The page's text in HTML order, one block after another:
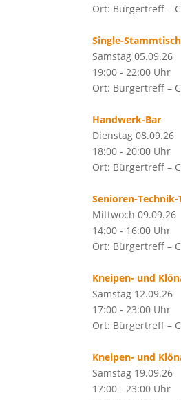
Ort: Bürgertreff –
Single-Stammtisch
Samstag 05.09.26
19:00 - 22:00 Uhr
Ort: Bürgertreff –
Handwerk-Bar
Dienstag 08.09.26
18:00 - 20:00 Uhr
Ort: Bürgertreff –
Senioren-
Mittwoch 09.09.26
14:00 - 16:00 Uhr
Ort: Bürgertreff –
Kneipen- und
Samstag 12.09.26
17:00 - 23:00 Uhr
Ort: Bürgertreff –
Kneipen- und
Samstag 19.09.26
17:00 - 23:00 Uhr